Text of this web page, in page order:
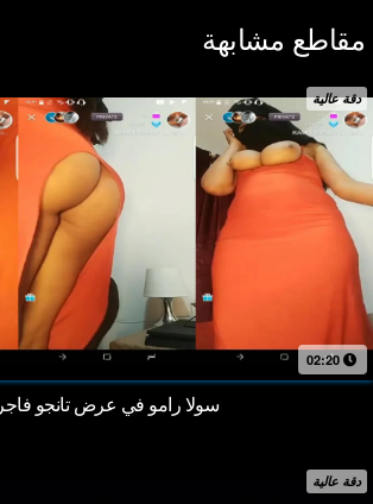
مقاطع مشابهة
دقة عالية
02:20
سولا رامو في عرض تانجو فاجر
دقة عالية